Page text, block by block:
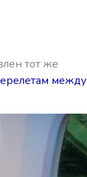
тот же
между